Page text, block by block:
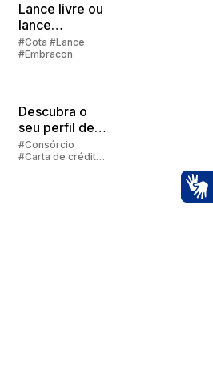
Lance livre ou
lance
embutido?
#Cota #Lance
#Embracon
Descubra o
seu perfil de
investidor
#Consórcio
#Carta de crédito